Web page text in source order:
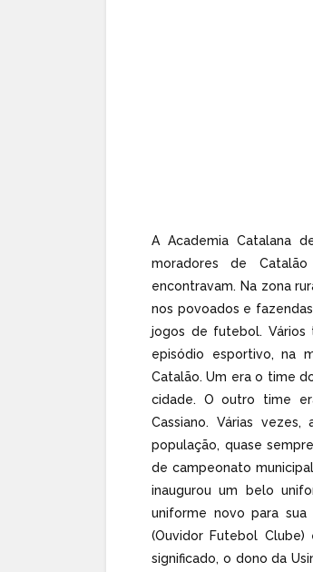
A Academia Catalana
moradores de
encontravam. Na zona
nos povoados e
jogos de futebol. Vários
episódio esportivo, na
Catalão. Um era o time
cidade. O outro time
Cassiano. Várias
população, quase
de campeonato
inaugurou um belo
uniforme novo para
(Ouvidor Futebol
significado, o dono da